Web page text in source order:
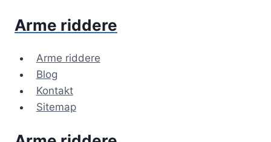
Arme riddere
Arme riddere
Blog
Kontakt
Sitemap